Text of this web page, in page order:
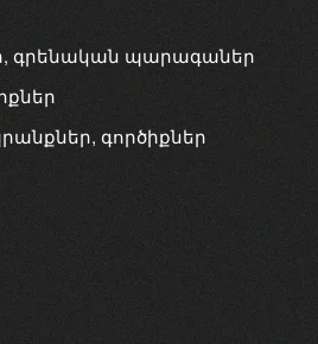
գրենական պարագաներ
գործիքներ